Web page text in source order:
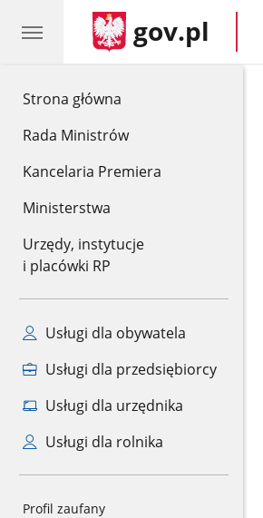
Strona główna
Rada Ministrów
Kancelaria Premiera
Ministerstwa
Urzędy, instytucje
i placówki RP
Usługi dla obywatela
Usługi dla przedsiębiorcy
Usługi dla urzędnika
Usługi dla rolnika
Profil zaufany
gov.pl